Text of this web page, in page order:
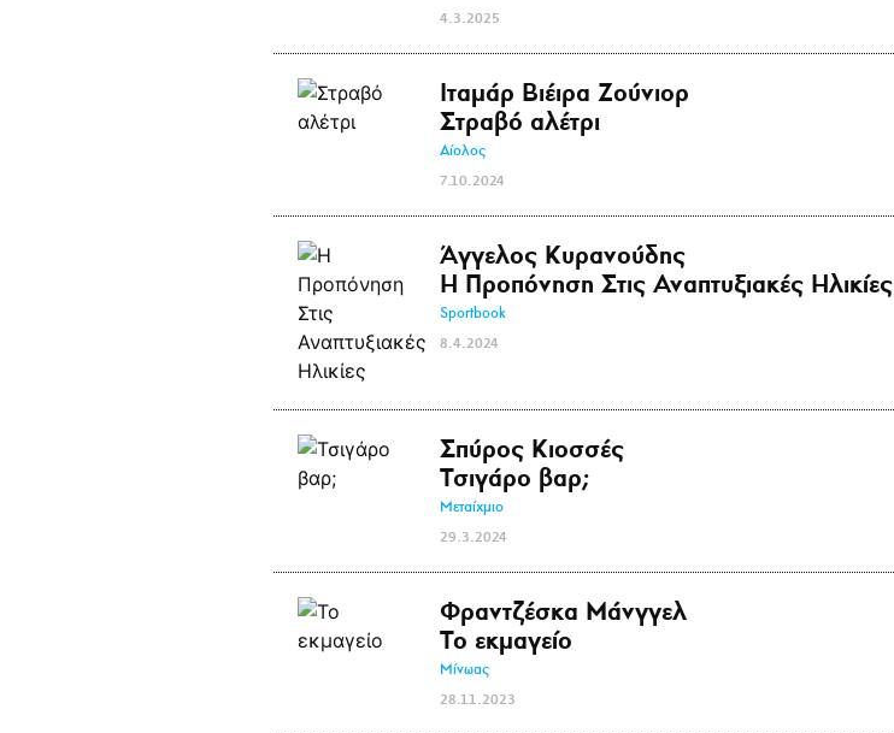
4.3.2025
Ιταμάρ Βιέιρα Ζούνιορ
Στραβό αλέτρι
Αίολος
7.10.2024
Άγγελος Κυρανούδης
Η Προπόνηση Στις Αναπτυξιακές Ηλικίες
Sportbook
8.4.2024
Σπύρος Κιοσσές
Τσιγάρο βαρ;
Μεταίχμιο
29.3.2024
Φραντζέσκα Μάνγγελ
Το εκμαγείο
Μίνωας
28.11.2023